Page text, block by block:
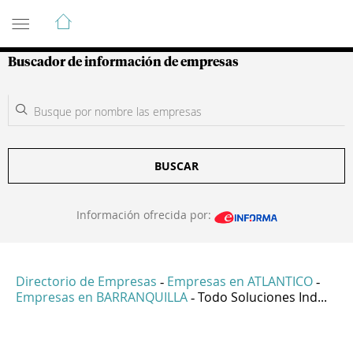
Guía de Empresas Colombianas
Buscador de información de empresas
BUSCAR
Información ofrecida por:
Directorio de Empresas - Empresas en ATLANTICO -
Empresas en BARRANQUILLA - Todo Soluciones Ind...